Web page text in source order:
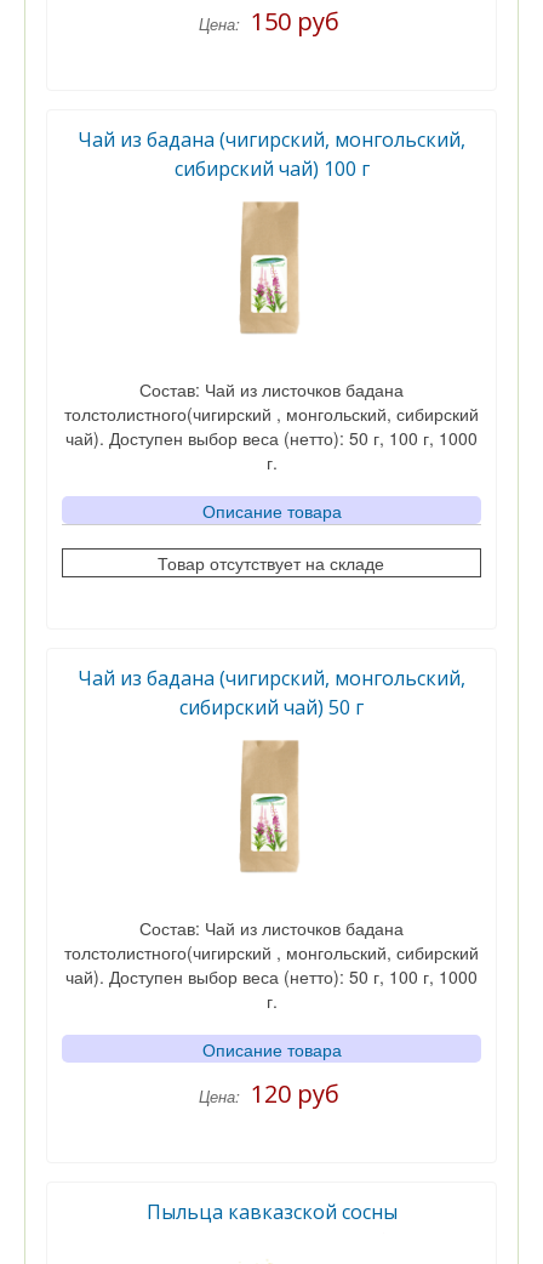
Цена: 150 руб
Чай из бадана (чигирский, монгольский,
сибирский чай) 100 г
Состав: Чай из листочков бадана
толстолистного(чигирский , монгольский, сибирский
чай). Доступен выбор веса (нетто): 50 г, 100 г, 1000
г.
Описание товара
Вес
Кол-во
Товар отсутствует на складе
Чай из бадана (чигирский, монгольский,
сибирский чай) 50 г
Состав: Чай из листочков бадана
толстолистного(чигирский , монгольский, сибирский
чай). Доступен выбор веса (нетто): 50 г, 100 г, 1000
г.
Описание товара
Цена: 120 руб
Пыльца кавказской сосны